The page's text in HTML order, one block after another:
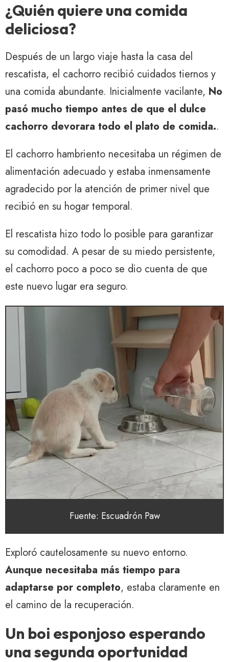
¿Quién quiere una comida
deliciosa?
Después de un largo viaje hasta la casa del
rescatista, el cachorro recibió cuidados tiernos y
una comida abundante. Inicialmente vacilante, No
pasó mucho tiempo antes de que el dulce
cachorro devorara todo el plato de comida..
El cachorro hambriento necesitaba un régimen de
alimentación adecuado y estaba inmensamente
agradecido por la atención de primer nivel que
recibió en su hogar temporal.
El rescatista hizo todo lo posible para garantizar
su comodidad. A pesar de su miedo persistente,
el cachorro poco a poco se dio cuenta de que
este nuevo lugar era seguro.
Fuente: Escuadrón Paw
Exploró cautelosamente su nuevo entorno.
Aunque necesitaba más tiempo para
adaptarse por completo, estaba claramente en
el camino de la recuperación.
Un boi esponjoso esperando
una segunda oportunidad